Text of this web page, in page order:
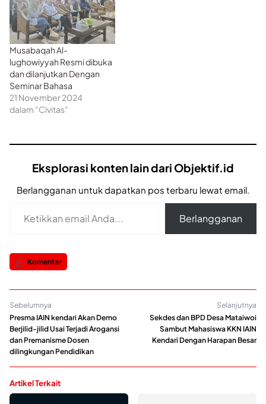
Musabaqah Al-
lughowiyyah Resmi dibuka
dan dilanjutkan Dengan
Seminar Bahasa
21 November 2024
dalam "Civitas"
Eksplorasi konten lain dari Objektif.id
Berlangganan untuk dapatkan pos terbaru lewat email.
Berlangganan
Komentar
Sebelumnya
Presma IAIN kendari Akan Demo
Berjilid-jilid Usai Terjadi Arogansi
dan Premanisme Dosen
dilingkungan Pendidikan
Selanjutnya
Sekdes dan BPD Desa Mataiwoi
Sambut Mahasiswa KKN IAIN
Kendari Dengan Harapan Besar
Artikel Terkait